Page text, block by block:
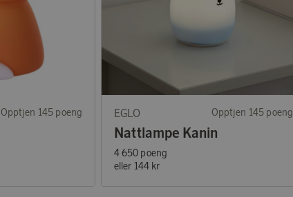
Opptjen 145 poeng EGLO Opptjen 145 poeng
Nattlampe Kanin
4 650 poeng
eller 144 kr